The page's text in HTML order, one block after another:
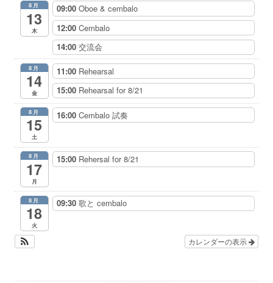
8月
13
木
09:00 Oboe & cembalo
12:00 Cembalo
14:00 交流会
8月
14
金
11:00 Rehearsal
15:00 Rehearsal for 8/21
8月
15
土
16:00 Cembalo 試奏
8月
17
月
15:00 Rehersal for 8/21
8月
18
火
09:30 歌と cembalo
カレンダーの表示